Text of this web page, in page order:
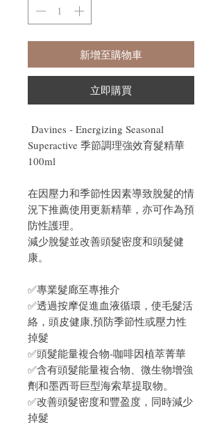
新增至購物車
立即購買
Davines - Energizing Seasonal
Superactive 季節調理強效育髮精華
100ml
在因壓力和季節性因素導致脫髮的情
況下推薦使用更新精華，亦可作為預
防性護理。
減少脫髮並改善頭髮密度和頭髮健
康。
✅專業髮廊至專推介
✅透過按摩促進血液循環，使毛髮活
絡，頭皮健康,預防季節性或壓力性
掉髮
✅頭髮能量複合物-咖啡因植萃菁華
✅含有頭髮能量複合物、微生物增強
劑和墨西哥巨型海索草提取物。
✅改善頭髮密度和豐盈度，同時減少
掉髮